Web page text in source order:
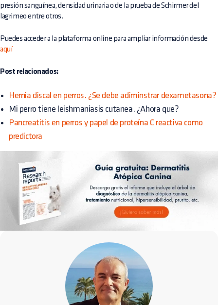
presión sanguínea, densidad urinaria o de la prueba de Schirmer del
lagrimeo entre otros.
Puedes acceder a la plataforma online para ampliar información desde
aquí
Post relacionados:
Hernia discal en perros. ¿Se debe adiminstrar dexametasona?
Mi perro tiene leishmaniasis cutanea. ¿Ahora que?
Pancreatitis en perros y papel de proteína C reactiva como
predictora